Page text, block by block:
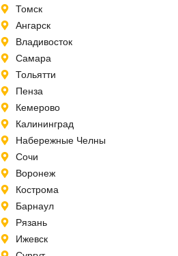
Томск
Ангарск
Владивосток
Самара
Тольятти
Пенза
Кемерово
Калининград
Набережные Челны
Сочи
Воронеж
Кострома
Барнаул
Рязань
Ижевск